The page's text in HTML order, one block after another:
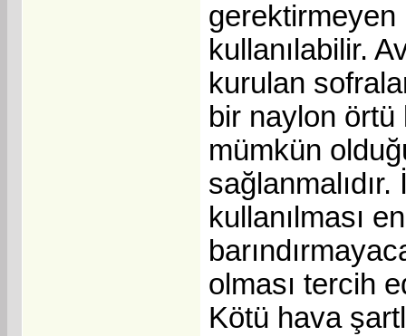
kullanılabilir.
kurulan
bir naylon örtü
mümkün
kullanılması
olması tercih
Kötü hava